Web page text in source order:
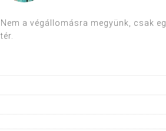
Nem a végállomásra megyünk, csak
tér.